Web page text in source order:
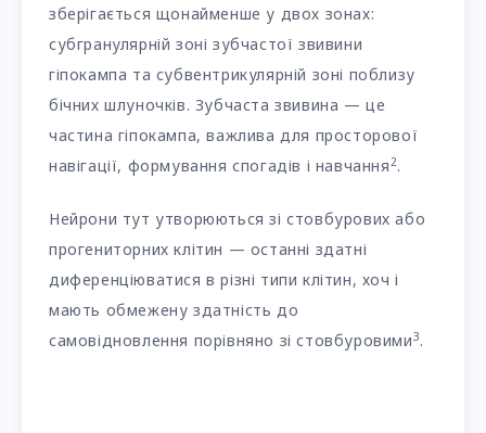
зберігається щонайменше у двох зонах:
субгранулярній зоні зубчастої звивини
гіпокампа та субвентрикулярній зоні поблизу
бічних шлуночків. Зубчаста звивина — це
частина гіпокампа, важлива для просторової
навігації, формування спогадів і навчання2.
Нейрони тут утворюються зі стовбурових або
прогениторних клітин — останні здатні
диференціюватися в різні типи клітин, хоч і
мають обмежену здатність до
самовідновлення порівняно зі стовбуровими3.